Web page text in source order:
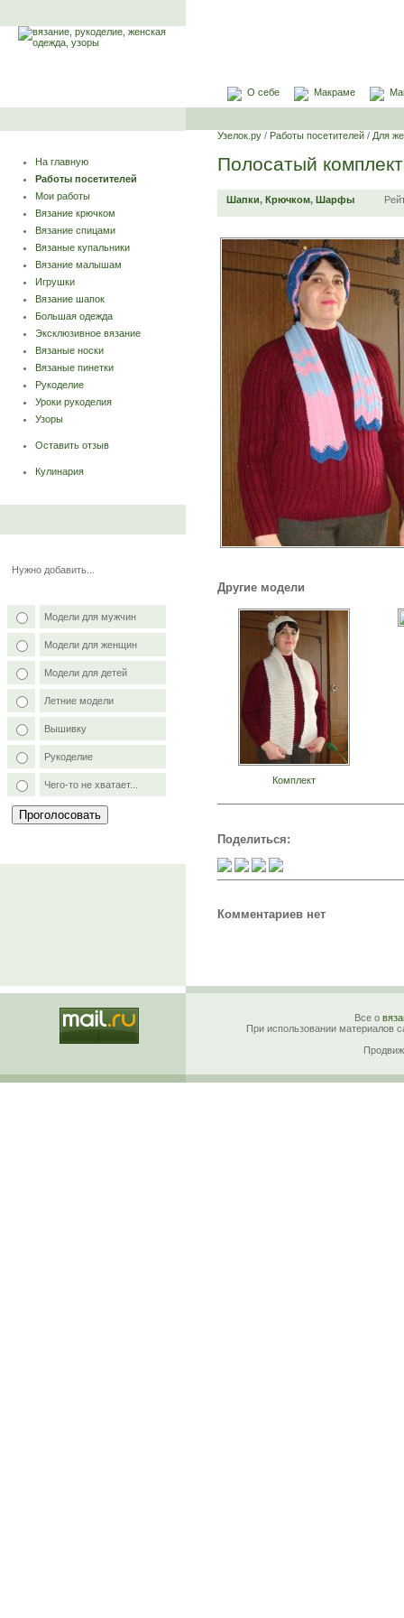
О себе Макраме
На главную
Работы посетителей
Мои работы
Вязание крючком
Вязание спицами
Вязаные купальники
Вязание малышам
Игрушки
Вязание шапок
Большая одежда
Эксклюзивное вязание
Вязаные носки
Вязаные пинетки
Рукоделие
Уроки рукоделия
Узоры
Оставить отзыв
Кулинария
Нужно добавить...
Модели для мужчин
Модели для женщин
Модели для детей
Летние модели
Вышивку
Рукоделие
Чего-то не хватает...
Узелок.ру / Работы посетителей / Для
Полосатый комплект
Шапки, Крючком, Шарфы
Другие модели
Комплект
Поделиться:
Комментариев нет
Все о
При использовании материалов